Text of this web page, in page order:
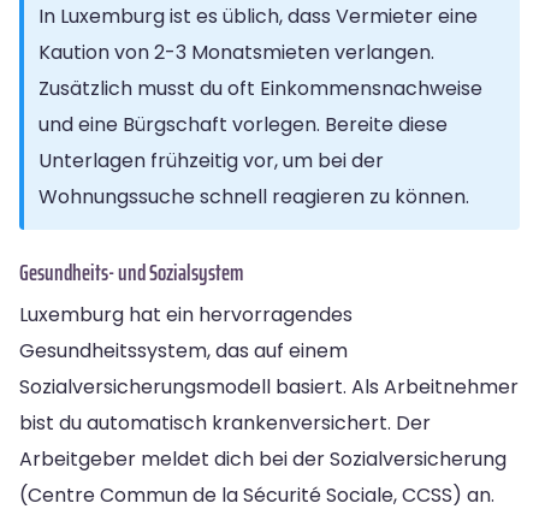
In Luxemburg ist es üblich, dass Vermieter eine
Kaution von 2-3 Monatsmieten verlangen.
Zusätzlich musst du oft Einkommensnachweise
und eine Bürgschaft vorlegen. Bereite diese
Unterlagen frühzeitig vor, um bei der
Wohnungssuche schnell reagieren zu können.
Gesundheits- und Sozialsystem
Luxemburg hat ein hervorragendes
Gesundheitssystem, das auf einem
Sozialversicherungsmodell basiert. Als Arbeitnehmer
bist du automatisch krankenversichert. Der
Arbeitgeber meldet dich bei der Sozialversicherung
(Centre Commun de la Sécurité Sociale, CCSS) an.